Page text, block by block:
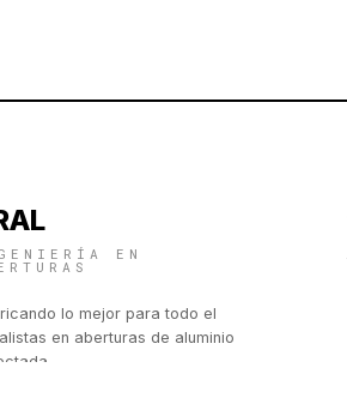
EN
lo mejor para todo el
en aberturas de aluminio